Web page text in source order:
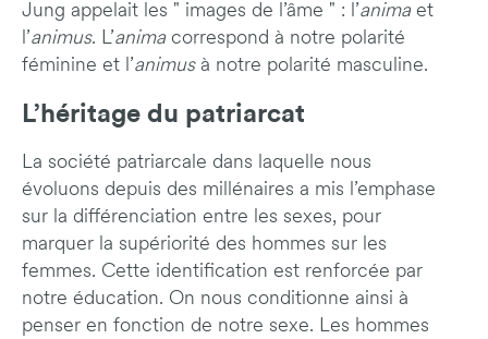
Jung appelait les " images de l’âme " : l’animaet
l’animus. L’animacorrespond à notre polarité
féminine et l’animusà notre polarité masculine.
L’héritage du patriarcat
La société patriarcale dans laquelle nous
évoluons depuis des millénaires a mis l’emphase
sur la différenciation entre les sexes, pour
marquer la supériorité des hommes sur les
femmes. Cette identification est renforcée par
notre éducation. On nous conditionne ainsi à
penser en fonction de notre sexe. Les hommes